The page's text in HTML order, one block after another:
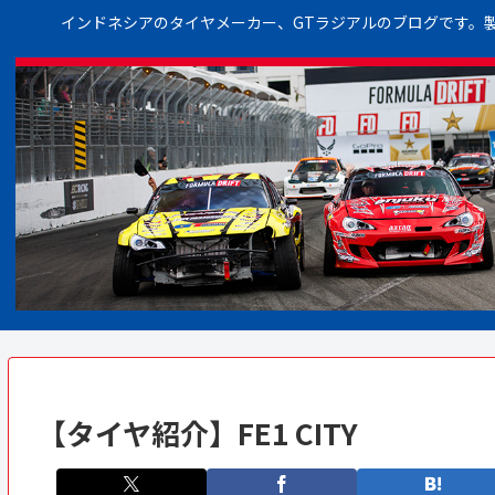
インドネシアのタイヤメーカー、GTラジアルのブログです
【タイヤ紹介】FE1 CITY